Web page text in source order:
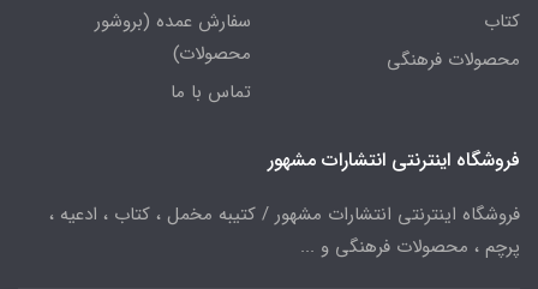
کتاب
محصولات فرهنگی
سفارش عمده (بروشور
محصولات)
تماس با ما
فروشگاه اینترنتی انتشارات مشهور
فروشگاه اینترنتی انتشارات مشهور / کتیبه مخمل ، کتاب ، ادعیه ،
پرچم ، محصولات فرهنگی و ...